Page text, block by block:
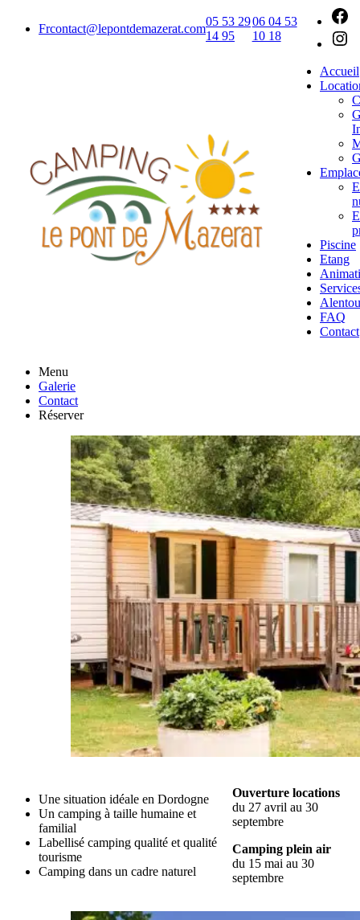
Frcontact@lepontdemazerat.com
05 53 29
14 95
06 04 53
10 18
Accueil
Piscine
Etang
FAQ
Contact
Menu
Galerie
Contact
Réserver
Une situation idéale en Dordogne
Un camping à taille humaine et
familial
Labellisé camping qualité et qualité
tourisme
Camping dans un cadre naturel
Ouverture locations
du 27 avril au 30
septembre
Camping plein air
du 15 mai au 30
septembre